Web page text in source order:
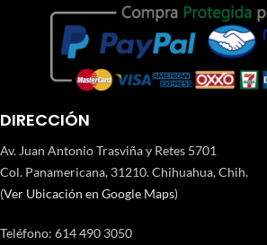
DIRECCIÓN
Av. Juan Antonio Trasviña y Retes 5701
Col. Panamericana, 31210. Chihuahua, Chih.
(Ver Ubicación en Google Maps)
Teléfono: 614 490 3050